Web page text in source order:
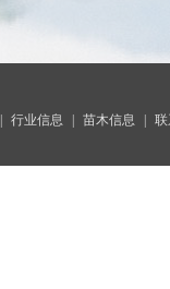
行业信息 苗木信息